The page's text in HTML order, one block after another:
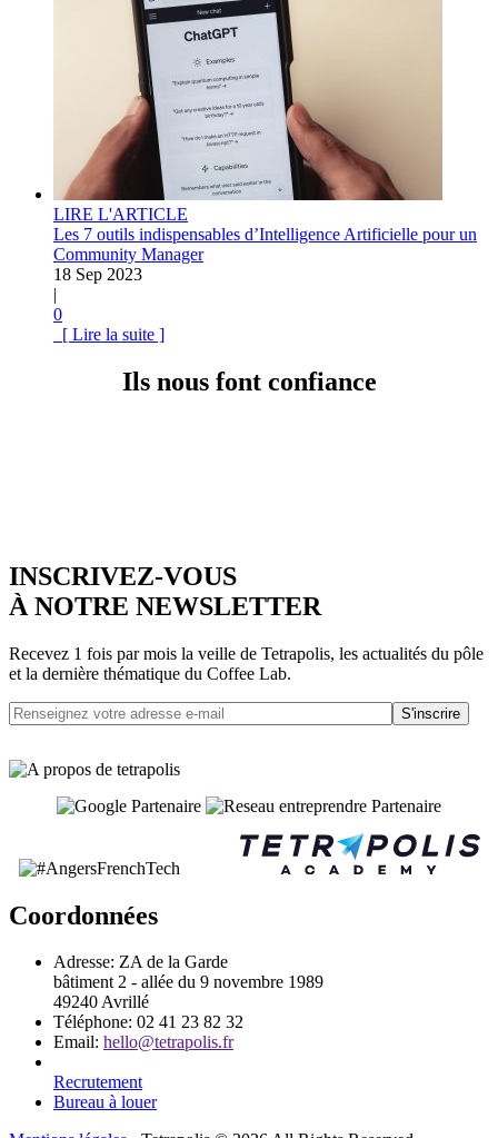
LIRE L'ARTICLE
Les 7 outils indispensables d’Intelligence Artificielle pour un
Community Manager
18 Sep 2023
|
0
[ Lire la suite ]
Ils nous font confiance
INSCRIVEZ-VOUS
À NOTRE NEWSLETTER
Recevez 1 fois par mois la veille de Tetrapolis, les actualités du pôle
et la dernière thématique du Coffee Lab.
S'inscrire
Coordonnées
Adresse: ZA de la Garde
bâtiment 2 - allée du 9 novembre 1989
49240 Avrillé
Téléphone: 02 41 23 82 32
Email: hello@tetrapolis.fr
Recrutement
Bureau à louer